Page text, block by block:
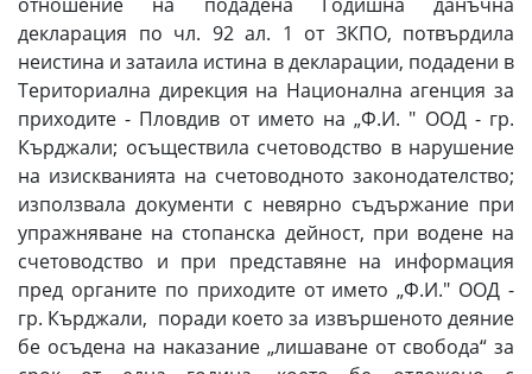
декларация по чл. 92 ал. 1 от ЗКПО, потвърдила
неистина и затаила истина в декларации, подадени в
Териториална дирекция на Национална агенция за
приходите - Пловдив от името на „Ф.И. " ООД - гр.
Кърджали; осъществила счетоводство в нарушение
на изискванията на счетоводното законодателство;
използвала документи с невярно съдържание при
упражняване на стопанска дейност, при водене на
счетоводство и при представяне на информация
пред органите по приходите от името „Ф.И." ООД -
гр. Кърджали, поради което за извършеното деяние
бе осъдена на наказание „лишаване от свобода“ за